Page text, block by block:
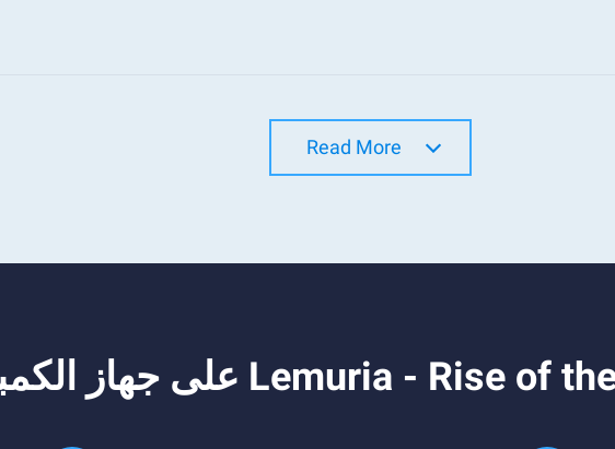
Read More